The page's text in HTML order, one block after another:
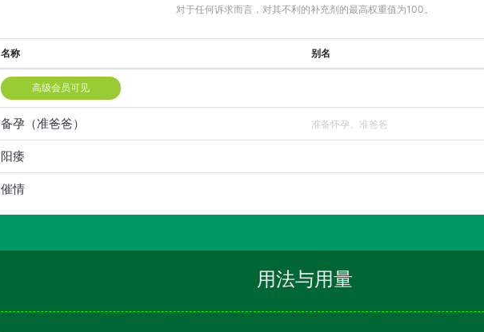
对于任何诉求而言，对其不利的补充剂的最高权重值为100。
名称 别名
高级会员可见
备孕（准爸爸） 准备怀孕、准爸爸
阳痿
催情
用法与用量